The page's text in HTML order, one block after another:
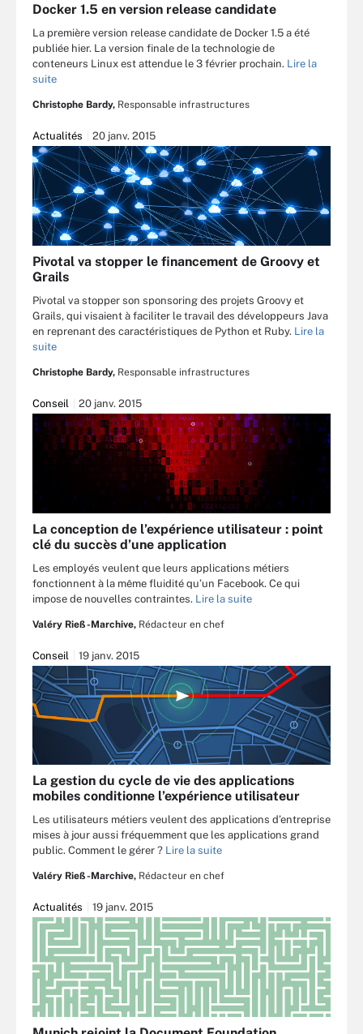
Docker 1.5 en version release candidate
La première version release candidate de Docker 1.5 a été
publiée hier. La version finale de la technologie de
conteneurs Linux est attendue le 3 février prochain. Lire la
suite
Christophe Bardy, Responsable infrastructures
Actualités 20 janv. 2015
Pivotal va stopper le financement de Groovy et
Grails
Pivotal va stopper son sponsoring des projets Groovy et
Grails, qui visaient à faciliter le travail des développeurs Java
en reprenant des caractéristiques de Python et Ruby. Lire la
suite
Christophe Bardy, Responsable infrastructures
Conseil 20 janv. 2015
La conception de l’expérience utilisateur : point
clé du succès d’une application
Les employés veulent que leurs applications métiers
fonctionnent à la même fluidité qu’un Facebook. Ce qui
impose de nouvelles contraintes. Lire la suite
Valéry Rieß-Marchive, Rédacteur en chef
Conseil 19 janv. 2015
La gestion du cycle de vie des applications
mobiles conditionne l’expérience utilisateur
Les utilisateurs métiers veulent des applications d’entreprise
mises à jour aussi fréquemment que les applications grand
public. Comment le gérer ? Lire la suite
Valéry Rieß-Marchive, Rédacteur en chef
Actualités 19 janv. 2015